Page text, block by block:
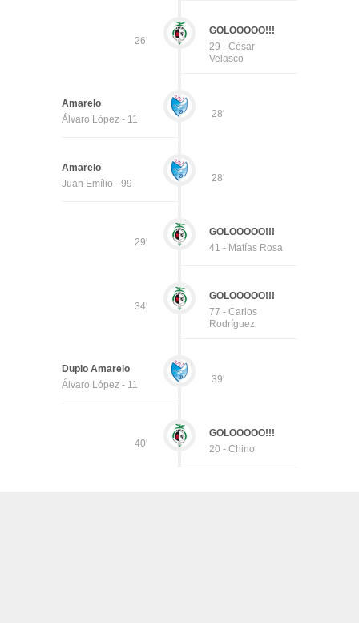
26'
GOLOOOOO!!!
29 - César
Velasco
28'
Amarelo
Álvaro López - 11
28'
Amarelo
Juan Emílio - 99
29'
GOLOOOOO!!!
41 - Matías Rosa
34'
GOLOOOOO!!!
77 - Carlos
Rodríguez
39'
Duplo Amarelo
Álvaro López - 11
40'
GOLOOOOO!!!
20 - Chino